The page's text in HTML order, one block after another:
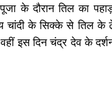
के दौरान तिल का
चांदी के सिक्के से तिल
इस दिन चंद्र देव के